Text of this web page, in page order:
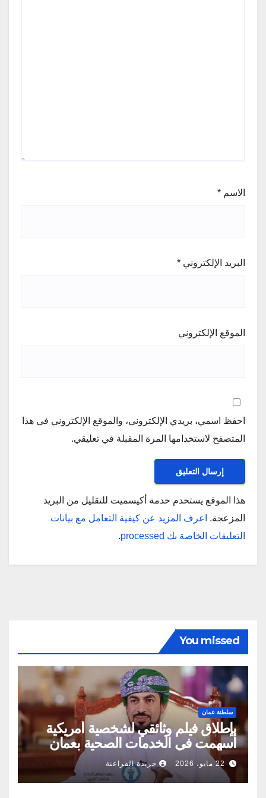
الاسم *
البريد الإلكتروني *
الموقع الإلكتروني
احفظ اسمي، بريدي الإلكتروني، والموقع الإلكتروني في هذا
المتصفح لاستخدامها المرة المقبلة في تعليقي.
هذا الموقع يستخدم خدمة أكيسميت للتقليل من البريد
المزعجة.
اعرف المزيد عن كيفية التعامل مع بيانات
التعليقات الخاصة بك processed
.
You missed
سلطنة عمان
بإطلاق فيلم وثائقي لشخصية أمريكية
أسهمت في الخدمات الصحية بعمان
22 مايو، 2026 جريدة الفراعنة